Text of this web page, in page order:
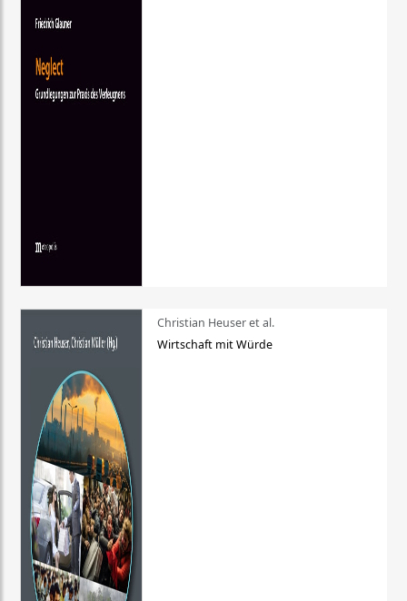
Christian Heuser et al.
Wirtschaft mit Würde